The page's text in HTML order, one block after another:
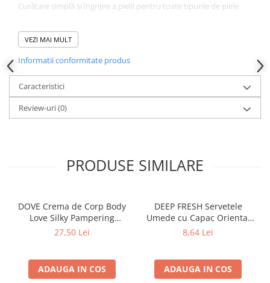
Sampon
Servetele Umede & Uscate
Ingrijire copii
Cosmetice copii
Odorizante
Aer Conditionat
Lumanari Parfumate
Deodorante & Parfumuri
Parfumuri
Spray
Stick
Curățare simplă și îngrijire a pielii pentru toate tipurile de piele
Poți beneficia de efectul de curățare intensă și de hrănire
profundă al șervețelelor de curățare pentru îngrijirea cremei nu
apa si sunt intotdeauna la indemana datorita ambalajului
resigilabil. Îndepărtați murdăria, praful și machiajul în cel mai
scurt timp și apoi beneficiați de o piele curată în adâncimea
porilor, care se simte îngrijită și arată la fel.
VEZI MAI MULT
Informatii conformitate produs
Caracteristici
Review-uri(0)
PRODUSE SIMILARE
DOVE Crema de Corp Body
Love Silky Pampering
Hidratare & Nutritie 300 ml
27,50 Lei
ADAUGA IN COS
DEEP FRESH Servetele
Umede cu Capac Oriental
AMBER 120 buc
8,64 Lei
ADAUGA IN COS